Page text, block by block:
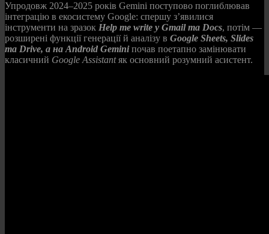
Упродовж 2024–2025 років Gemini поступово поглиблював
інтеграцію в екосистему Google: спершу з’явилися
інструменти на зразок Help me write у Gmail та Docs, потім —
розширені функції генерації й аналізу в Google Sheets, Slides
та Drive, а на Android Geminiпочав поетапно замінювати
класичний Google Assistantяк основний розумний асистент.